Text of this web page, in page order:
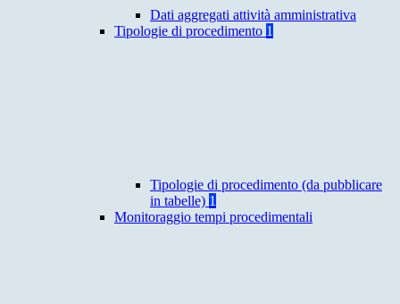
Dati aggregati attività amministrativa
Tipologie di procedimento 1
Tipologie di procedimento (da pubblicare
in tabelle) 1
Monitoraggio tempi procedimentali